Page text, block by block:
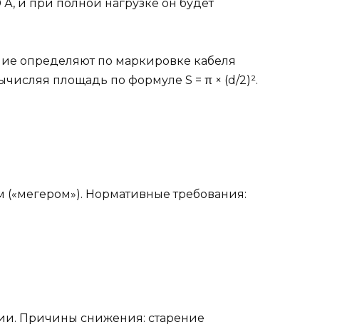
и при полной нагрузке он будет
определяют по маркировке кабеля
площадь по формуле S = π × (d/2)².
(«мегером»). Нормативные требования:
Причины снижения: старение